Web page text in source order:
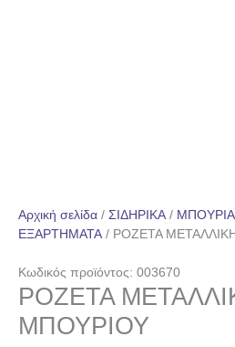
Αρχική σελίδα / ΣΙΔΗΡΙΚΑ / ΜΠΟΥΡΙΑ
ΕΞΑΡΤΗΜΑΤΑ / ΡΟΖΕΤΑ
Κωδικός προϊόντος: 003670
ΡΟΖΕΤΑ
ΜΠΟΥΡΙΟΥ